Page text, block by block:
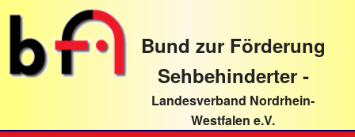
direkt
Textinhalt
Bund zur Förderung
Sehbehinderter -
Landesverband Nordrhein-
Westfalen e.V.